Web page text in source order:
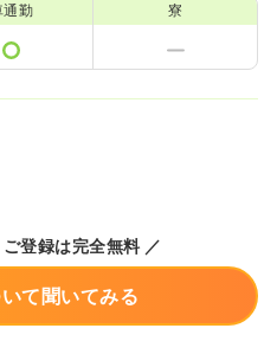
通勤 寮
登録は完全無料 ／
て聞いてみる